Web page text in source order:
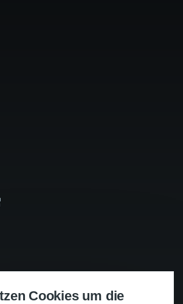
Cookies um die